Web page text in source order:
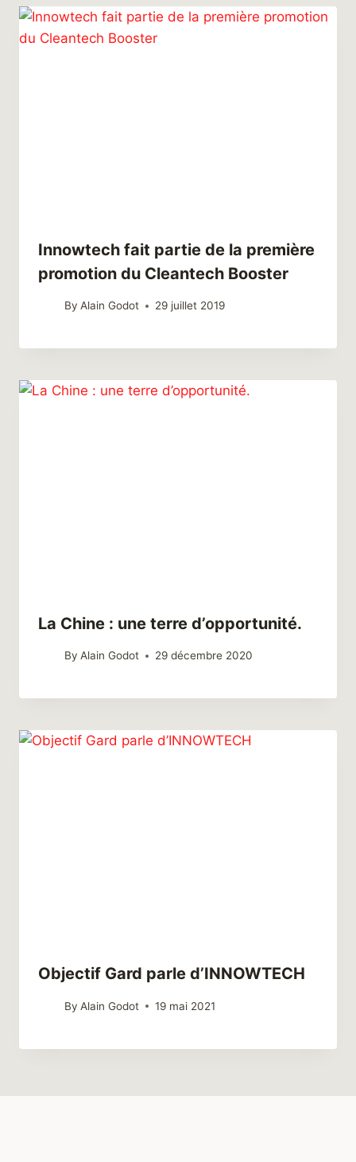
Innowtech fait partie de la première
promotion du Cleantech Booster
By Alain Godot 29 juillet 2019
La Chine : une terre d’opportunité.
By Alain Godot 29 décembre 2020
Objectif Gard parle d’INNOWTECH
By Alain Godot 19 mai 2021